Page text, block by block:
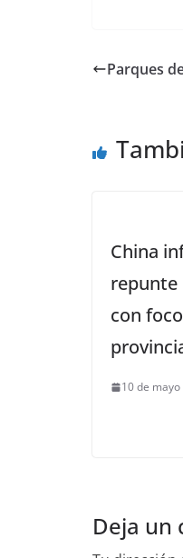
Parques
China
repunte
con
10 de
Deja un